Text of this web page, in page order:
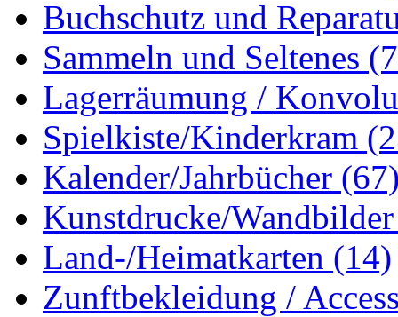
Buchschutz und
Sammeln und Seltenes
Lagerräumung /
Spielkiste/Kinderkram
Kalender/Jahrbücher
Kunstdrucke/
Land-/Heimatkarten (14)
Zunftbekleidung /